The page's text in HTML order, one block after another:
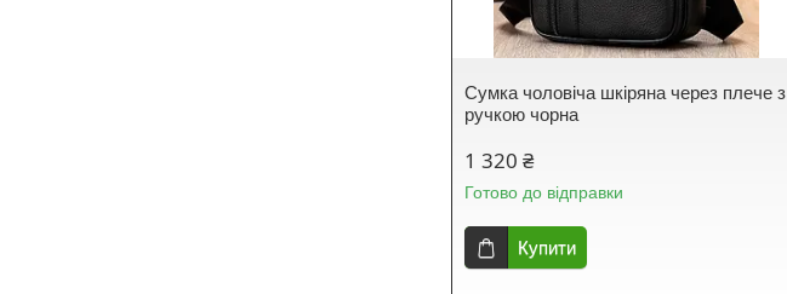
Сумка чоловіча шкіряна через плече з
ручкою чорна
1 320 ₴
Готово до відправки
Купити